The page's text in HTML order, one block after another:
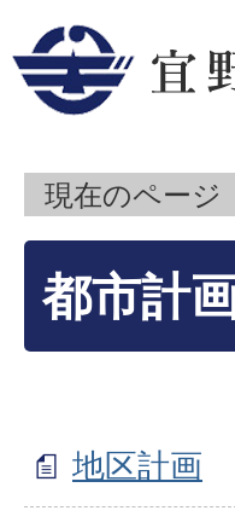
現在のページ
都市計
地区計画